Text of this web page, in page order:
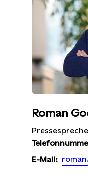
Roman
E-Mail: